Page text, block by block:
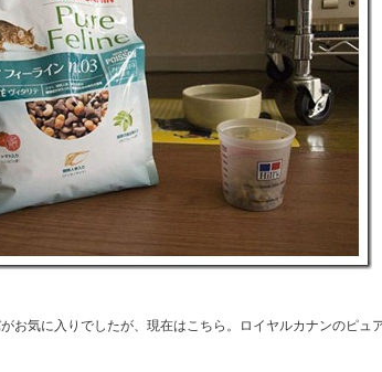
お気に入りでしたが、現在はこちら。ロイヤルカナンのピュ